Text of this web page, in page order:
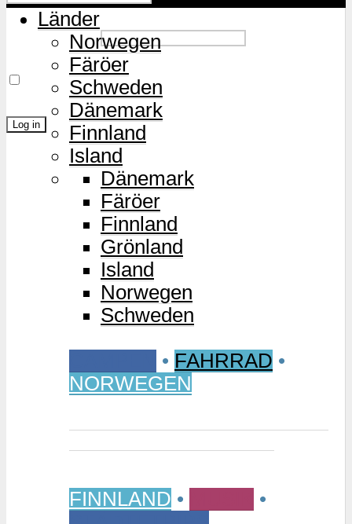
Password
Remember Me
Lost Password?
Länder
Norwegen
Färöer
Schweden
Dänemark
Finnland
Island
Dänemark
Färöer
Finnland
Grönland
Island
Norwegen
Schweden
• FAHRRAD •
NORWEGEN
FINNLAND •
•